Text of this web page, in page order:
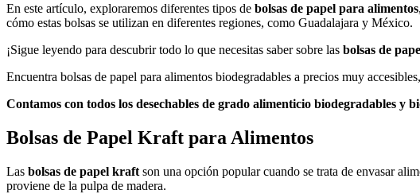
En este artículo, exploraremos diferentes tipos de bolsas de papel para alimentos
cómo estas bolsas se utilizan en diferentes regiones, como Guadalajara y México.
¡Sigue leyendo para descubrir todo lo que necesitas saber sobre las bolsas de
Encuentra bolsas de papel para alimentos biodegradables a precios muy
Contamos con todos los desechables de grado alimenticio biodegradables y
Bolsas de Papel Kraft para Alimentos
Las bolsas de papel kraft son una opción popular cuando se trata de envasar
proviene de la pulpa de madera.